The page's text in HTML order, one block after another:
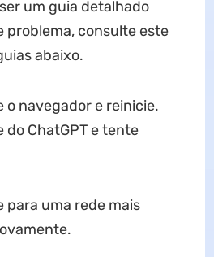
um guia detalhado
problema, consulte este
abaixo.
o navegador e reinicie.
do ChatGPT e tente
para uma rede mais